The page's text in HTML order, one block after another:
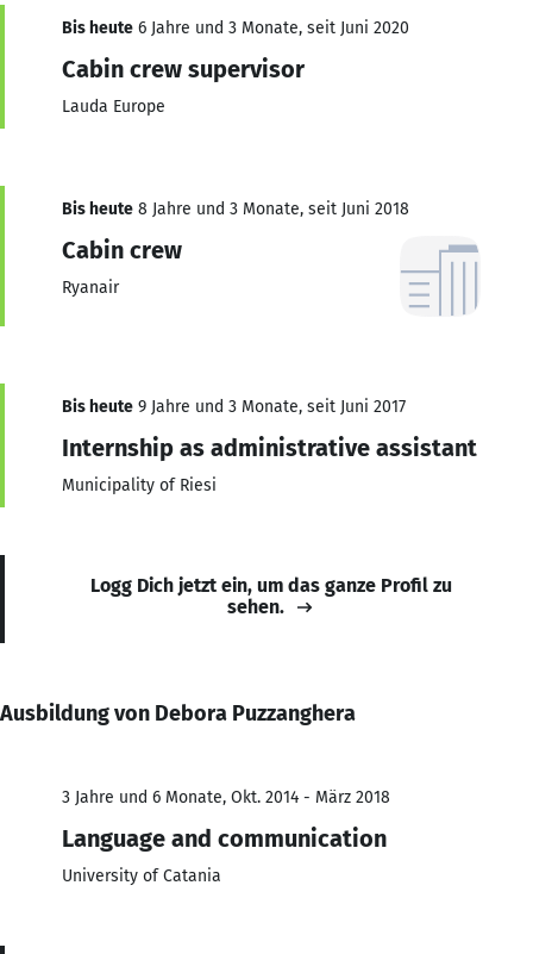
Bis heute 6 Jahre und 3 Monate, seit Juni 2020
Cabin crew supervisor
Lauda Europe
Bis heute 8 Jahre und 3 Monate, seit Juni 2018
Cabin crew
Ryanair
Bis heute 9 Jahre und 3 Monate, seit Juni 2017
Internship as administrative assistant
Municipality of Riesi
Logg Dich jetzt ein, um das ganze Profil zu
sehen.
Ausbildung von Debora Puzzanghera
3 Jahre und 6 Monate, Okt. 2014 - März 2018
Language and communication
University of Catania